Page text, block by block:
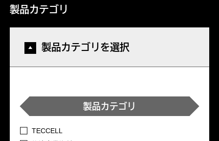
製品カテゴリ
製品カテゴリを選択
製品カテゴリ
TECCELL